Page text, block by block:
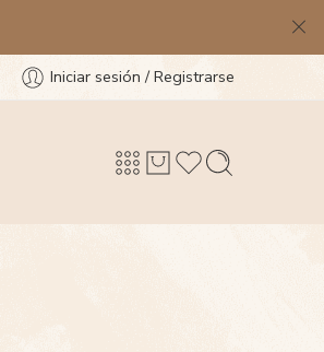
Iniciar sesión / Registrarse